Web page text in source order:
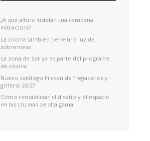
¿A qué altura instalar una campana
extractora?
La cocina también tiene una luz de
sobremesa
La zona de bar ya es parte del programa
de cocina
Nuevo catálogo Frecan de fregaderos y
grifería 26/27
Cómo rentabilizar el diseño y el espacio
en las cocinas de alta gama